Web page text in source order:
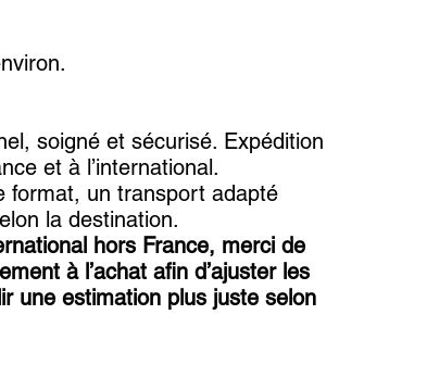
soigné et sécurisé. Expédition
et à l’international.
un transport adapté
la destination.
hors France, merci de
à l’achat afin d’ajuster les
une estimation plus juste selon